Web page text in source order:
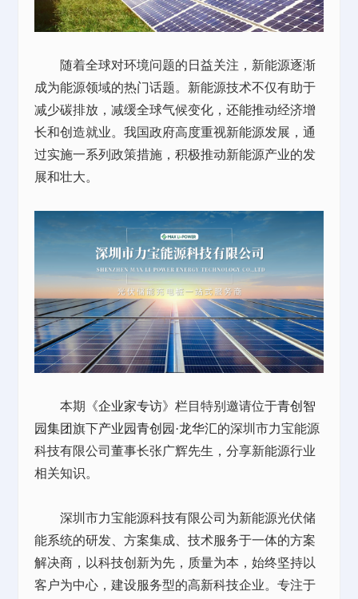
随着全球对环境问题的日益关注，新能源逐渐
成为能源领域的热门话题。新能源技术不仅有助于
减少碳排放，减缓全球气候变化，还能推动经济增
长和创造就业。我国政府高度重视新能源发展，通
过实施一系列政策措施，积极推动新能源产业的发
展和壮大。
本期《企业家专访》栏目特别邀请位于青创智
园集团旗下产业园青创园·龙华汇的深圳市力宝能源
科技有限公司董事长张广辉先生，分享新能源行业
相关知识。
深圳市力宝能源科技有限公司为新能源光伏储
能系统的研发、方案集成、技术服务于一体的方案
解决商，以科技创新为先，质量为本，始终坚持以
客户为中心，建设服务型的高新科技企业。专注于